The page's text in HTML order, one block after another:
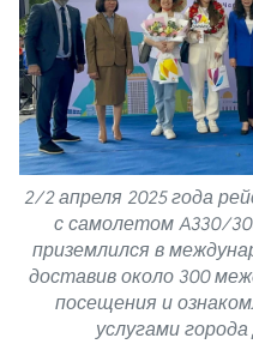
2/2 апреля 2025 года
с самолетом A330/
приземлился в
доставив около 300
посещения и
услугами